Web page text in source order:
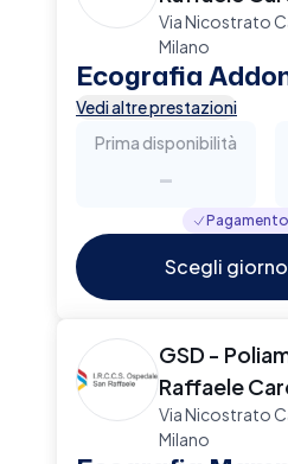
Via Nicostrato
Milano
Ecografia
Vedi altre prestazioni
Prima disponibilità
-
Scegli
GSD -
Raffaele
Via Nicostrato
Milano